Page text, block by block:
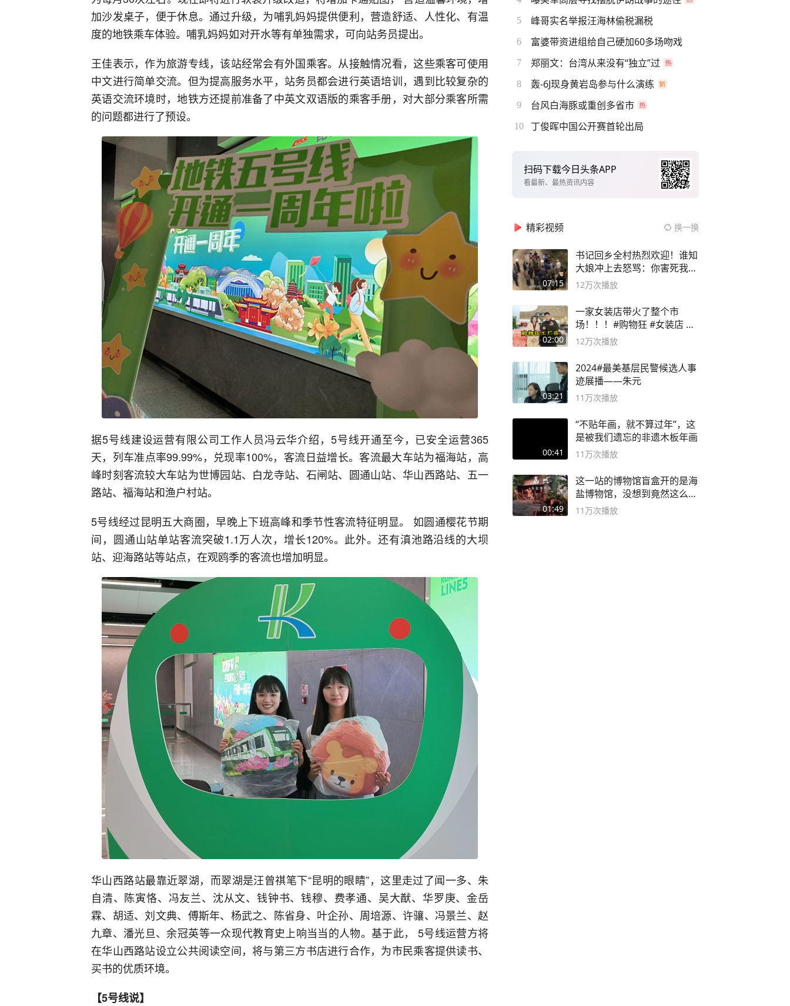
加沙发桌子，便于休息。通过升级，为哺乳妈妈提供便利，营造舒适、人性化、有温
度的地铁乘车体验。哺乳妈妈如对开水等有单独需求，可向站务员提出。
王佳表示，作为旅游专线，该站经常会有外国乘客。从接触情况看，这些乘客可使用
中文进行简单交流。但为提高服务水平，站务员都会进行英语培训，遇到比较复杂的
英语交流环境时，地铁方还提前准备了中英文双语版的乘客手册，对大部分乘客所需
的问题都进行了预设。
据5号线建设运营有限公司工作人员冯云华介绍，5号线开通至今，已安全运营365
天，列车准点率99.99%，兑现率100%，客流日益增长。客流最大车站为福海站，高
峰时刻客流较大车站为世博园站、白龙寺站、石闸站、圆通山站、华山西路站、五一
路站、福海站和渔户村站。
5号线经过昆明五大商圈，早晚上下班高峰和季节性客流特征明显。 如圆通樱花节期
间，圆通山站单站客流突破1.1万人次，增长120%。此外。还有滇池路沿线的大坝
站、迎海路站等站点，在观鸥季的客流也增加明显。
华山西路站最靠近翠湖，而翠湖是汪曾祺笔下“昆明的眼睛”，这里走过了闻一多、朱
自清、陈寅恪、冯友兰、沈从文、钱钟书、钱穆、费孝通、吴大猷、华罗庚、金岳
霖、胡适、刘文典、傅斯年、杨武之、陈省身、叶企孙、周培源、许骧、冯景兰、赵
九章、潘光旦、余冠英等一众现代教育史上响当当的人物。基于此， 5号线运营方将
在华山西路站设立公共阅读空间，将与第三方书店进行合作，为市民乘客提供读书、
买书的优质环境。
【5号线说】
5 峰哥实名举报汪海林偷税漏税
6 富婆带资进组给自己硬加60多场吻戏
7 郑丽文：台湾从来没有“独立”过
8 轰-6J现身黄岩岛参与什么演练
9 台风白海豚或重创多省市
10 丁俊晖中国公开赛首轮出局
扫码下载今日头条APP
看最新、最热资讯内容
精彩视频 换一换
07:15
书记回乡全村热烈欢迎！谁知
大娘冲上去怒骂：你害死我儿
子
12万次播放
02:00
一家女装店带火了整个市
场！！！#购物狂 #女装店 #
高品质女装
12万次播放
03:21
2024#最美基层民警候选人事
迹展播——朱元
11万次播放
00:41
“不贴年画，就不算过年”，这
是被我们遗忘的非遗木板年画
11万次播放
01:49
这一站的博物馆盲盒开的是海
盐博物馆，没想到竟然这么好
逛！
11万次播放